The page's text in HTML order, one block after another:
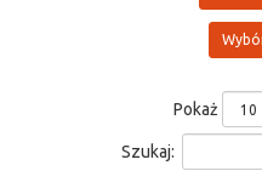
Pokaż
Szukaj: